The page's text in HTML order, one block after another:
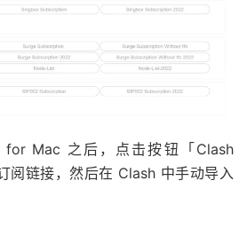
for Mac 之后，点击按钮「Clash
阅链接，然后在 Clash 中手动导入